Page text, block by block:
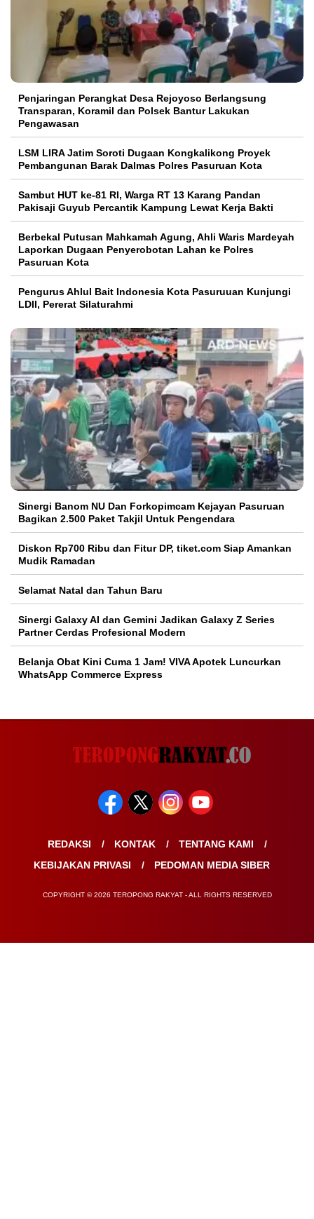
Penjaringan Perangkat Desa Rejoyoso Berlangsung
Transparan, Koramil dan Polsek Bantur Lakukan
Pengawasan
LSM LIRA Jatim Soroti Dugaan Kongkalikong Proyek
Pembangunan Barak Dalmas Polres Pasuruan Kota
Sambut HUT ke-81 RI, Warga RT 13 Karang Pandan
Pakisaji Guyub Percantik Kampung Lewat Kerja Bakti
Berbekal Putusan Mahkamah Agung, Ahli Waris Mardeyah
Laporkan Dugaan Penyerobotan Lahan ke Polres
Pasuruan Kota
Pengurus Ahlul Bait Indonesia Kota Pasuruuan Kunjungi
LDII, Pererat Silaturahmi
Sinergi Banom NU Dan Forkopimcam Kejayan Pasuruan
Bagikan 2.500 Paket Takjil Untuk Pengendara
Diskon Rp700 Ribu dan Fitur DP, tiket.com Siap Amankan
Mudik Ramadan
Selamat Natal dan Tahun Baru
Sinergi Galaxy AI dan Gemini Jadikan Galaxy Z Series
Partner Cerdas Profesional Modern
Belanja Obat Kini Cuma 1 Jam! VIVA Apotek Luncurkan
WhatsApp Commerce Express
REDAKSI KONTAK
TENTANG KAMI
KEBIJAKAN PRIVASI
PEDOMAN MEDIA SIBER
COPYRIGHT © 2026 TEROPONG RAKYAT - ALL RIGHTS RESERVED